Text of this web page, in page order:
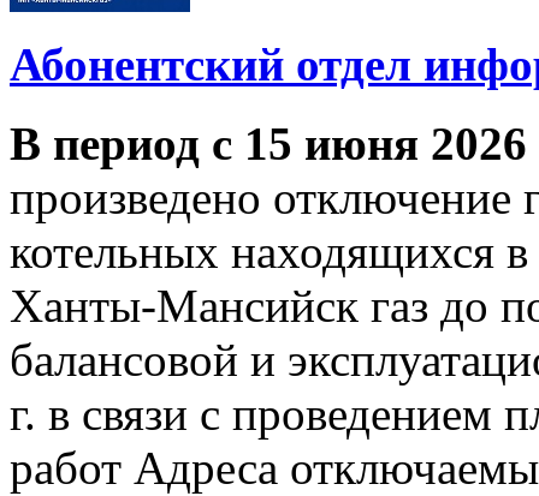
Абонентский отдел
В период с 15 июня
произведено отключение
котельных находящихся
Ханты-Мансийск газ до
балансовой и
г. в связи с проведением
работ Адреса